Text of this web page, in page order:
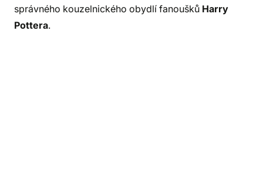
správného kouzelnického obydlí fanoušků Harry
Pottera.